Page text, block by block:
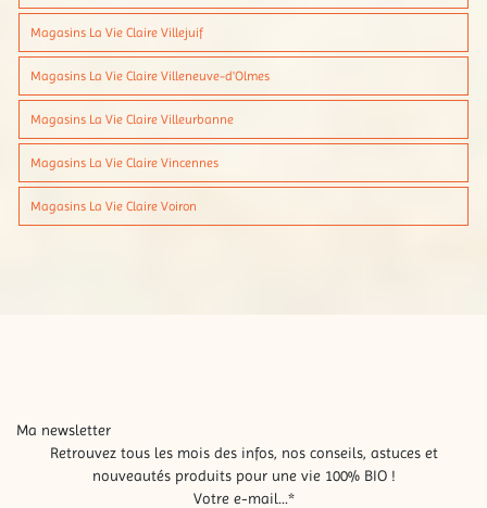
Magasins La Vie Claire Villejuif
Magasins La Vie Claire Villeneuve-d'Olmes
Magasins La Vie Claire Villeurbanne
Magasins La Vie Claire Vincennes
Magasins La Vie Claire Voiron
Ma newsletter
Retrouvez tous les mois des infos, nos conseils, astuces et
nouveautés produits pour une vie 100% BIO !
Votre e-mail...*